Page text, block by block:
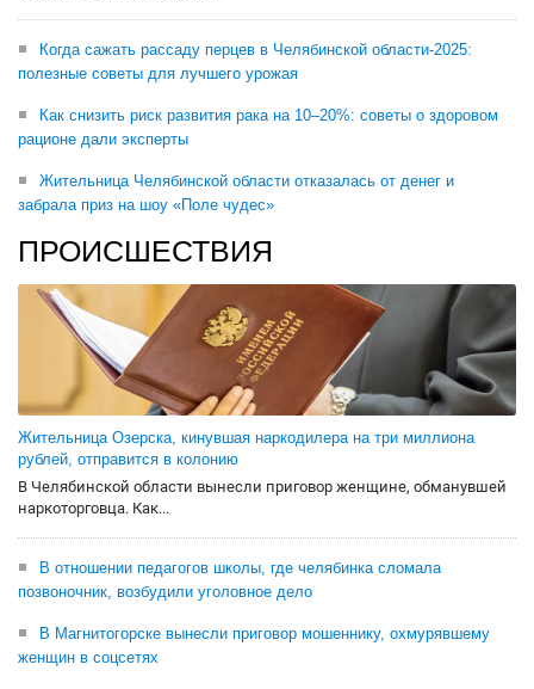
Когда сажать рассаду перцев в Челябинской области-2025:
полезные советы для лучшего урожая
Как снизить риск развития рака на 10–20%: советы о здоровом
рационе дали эксперты
Жительница Челябинской области отказалась от денег и
забрала приз на шоу «Поле чудес»
ПРОИСШЕСТВИЯ
Жительница Озерска, кинувшая наркодилера на три миллиона
рублей, отправится в колонию
В Челябинской области вынесли приговор женщине, обманувшей
наркоторговца. Как...
В отношении педагогов школы, где челябинка сломала
позвоночник, возбудили уголовное дело
В Магнитогорске вынесли приговор мошеннику, охмурявшему
женщин в соцсетях